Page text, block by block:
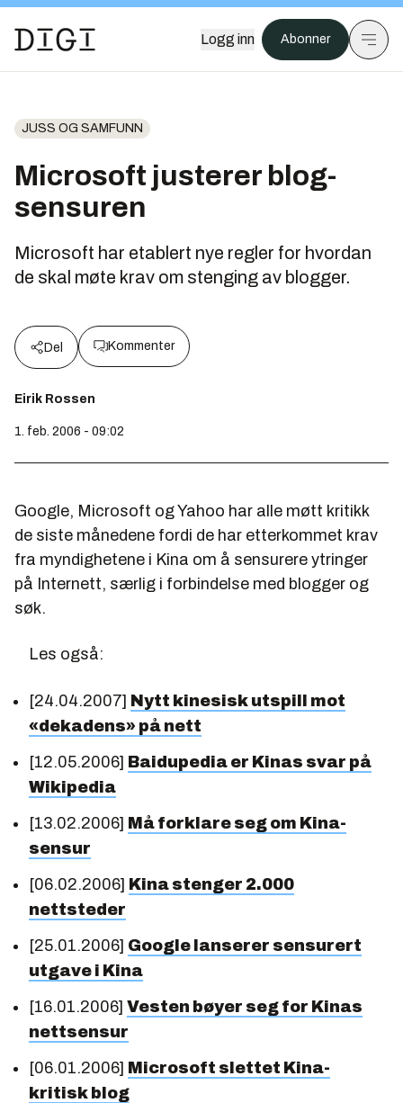
Logg inn Abonner
JUSS OG SAMFUNN
Microsoft justerer blog-
sensuren
Microsoft har etablert nye regler for hvordan
de skal møte krav om stenging av blogger.
Del Kommenter
Eirik Rossen
1. feb. 2006 - 09:02
Google, Microsoft og Yahoo har alle møtt kritikk
de siste månedene fordi de har etterkommet krav
fra myndighetene i Kina om å sensurere ytringer
på Internett, særlig i forbindelse med blogger og
søk.
Les også:
[24.04.2007] Nytt kinesisk utspill mot
«dekadens» på nett
[12.05.2006] Baidupedia er Kinas svar på
Wikipedia
[13.02.2006] Må forklare seg om Kina-
sensur
[06.02.2006] Kina stenger 2.000
nettsteder
[25.01.2006] Google lanserer sensurert
utgave i Kina
[16.01.2006] Vesten bøyer seg for Kinas
nettsensur
[06.01.2006] Microsoft slettet Kina-
kritisk blog